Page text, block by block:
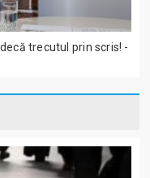
trecutul prin scris! -